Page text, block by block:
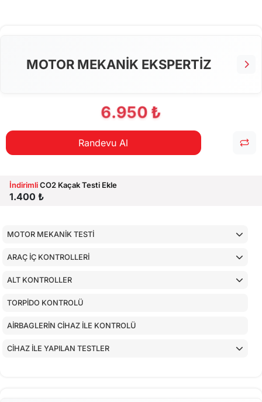
MOTOR MEKANİK EKSPERTİZ
6.950 ₺
Randevu Al
İndirimliCO2 Kaçak Testi Ekle
1.400 ₺
MOTOR MEKANİK TESTİ
ARAÇ İÇ KONTROLLERİ
ALT KONTROLLER
TORPİDO KONTROLÜ
AİRBAGLERİN CİHAZ İLE KONTROLÜ
CİHAZ İLE YAPILAN TESTLER